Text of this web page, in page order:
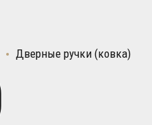
Дверные ручки (ковка)